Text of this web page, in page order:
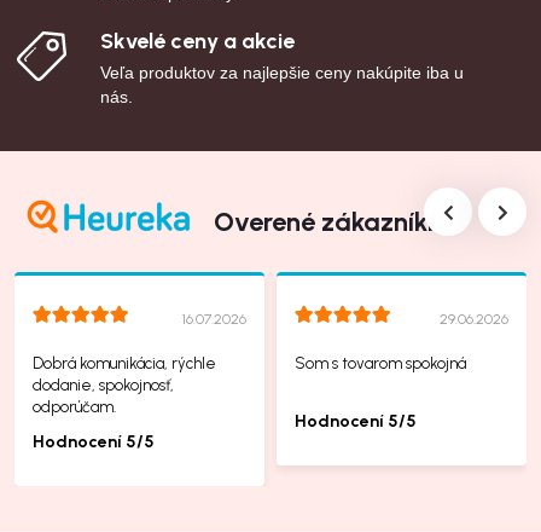
Skvelé ceny a akcie
Veľa produktov za najlepšie ceny nakúpite iba u
nás.
Overené zákazníkmi
16.07.2026
Dobrá komunikácia, rýchle
dodanie, spokojnosť,
odporúčam.
Hodnocení 5/5
29.06.2026
Som s tovarom spokojná
Hodnocení 5/5